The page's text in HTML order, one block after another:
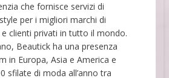
che fornisce servizi di
per i migliori marchi di
clienti privati in tutto il mondo.
Beautick ha una presenza
in Europa, Asia e America e
sfilate di moda all’anno tra